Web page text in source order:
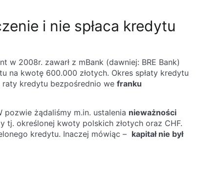
i nie spłaca kredytu
2008r. zawarł z mBank (dawniej: BRE Bank)
na kwotę 600.000 złotych. Okres spłaty kredytu
raty kredytu bezpośrednio we franku
pozwie żądaliśmy m.in. ustalenia nieważności
tj. określonej kwoty polskich złotych oraz CHF.
kredytu. Inaczej mówiąc – kapitał nie był